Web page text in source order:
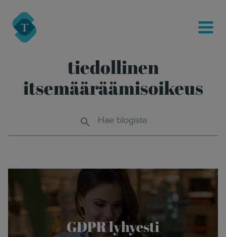
Turre Legal
MENU
tiedollinen
itsemääräämisoikeus
Hae blogista
GDPR lyhyesti